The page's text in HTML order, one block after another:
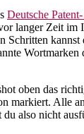
Deutsche
langer Zeit im
Schritten kannst
Wortmarken
oben das
markiert. Alle
also nicht